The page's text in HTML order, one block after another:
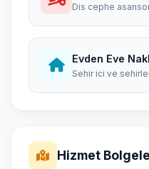
Dis cephe
Evden Eve
Sehir ici ve
Hizmet